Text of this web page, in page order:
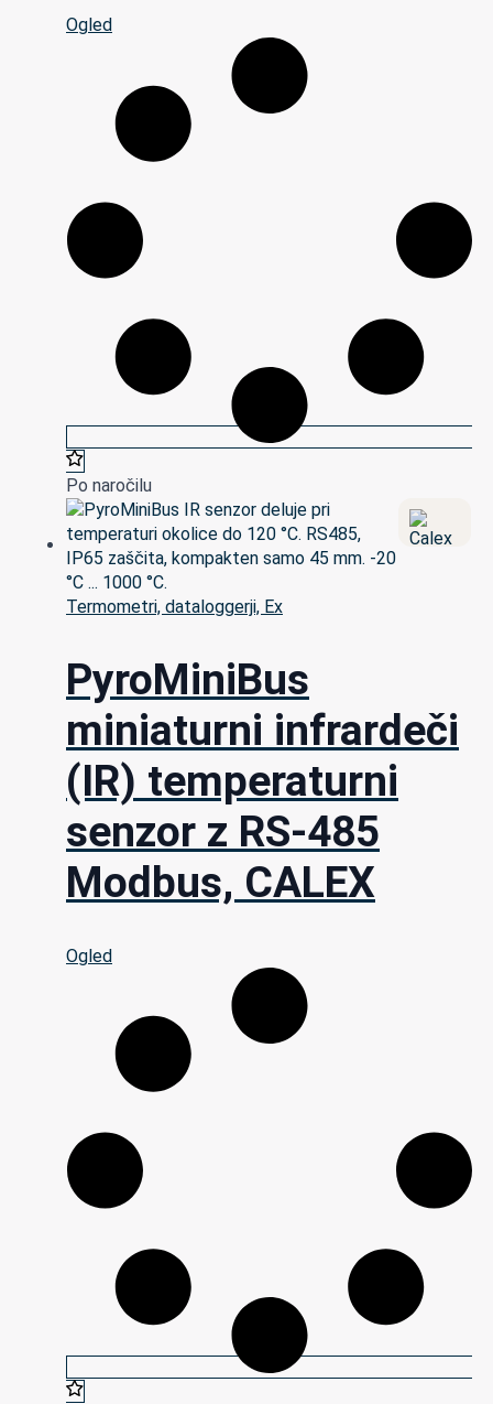
Ogled
Po naročilu
Termometri, dataloggerji, Ex
PyroMiniBus
miniaturni infrardeči
(IR) temperaturni
senzor z RS-485
Modbus, CALEX
Ogled